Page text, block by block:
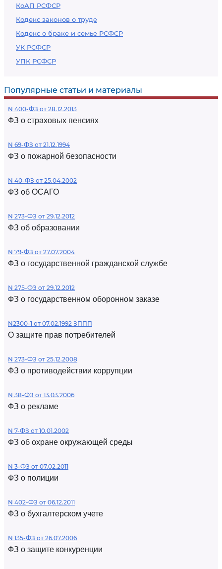
КоАП РСФСР
Кодекс законов о труде
Кодекс о браке и семье РСФСР
УК РСФСР
УПК РСФСР
Популярные статьи и материалы
N 400-ФЗ от 28.12.2013
ФЗ о страховых пенсиях
N 69-ФЗ от 21.12.1994
ФЗ о пожарной безопасности
N 40-ФЗ от 25.04.2002
ФЗ об ОСАГО
N 273-ФЗ от 29.12.2012
ФЗ об образовании
N 79-ФЗ от 27.07.2004
ФЗ о государственной гражданской службе
N 275-ФЗ от 29.12.2012
ФЗ о государственном оборонном заказе
N2300-1 от 07.02.1992 ЗППП
О защите прав потребителей
N 273-ФЗ от 25.12.2008
ФЗ о противодействии коррупции
N 38-ФЗ от 13.03.2006
ФЗ о рекламе
N 7-ФЗ от 10.01.2002
ФЗ об охране окружающей среды
N 3-ФЗ от 07.02.2011
ФЗ о полиции
N 402-ФЗ от 06.12.2011
ФЗ о бухгалтерском учете
N 135-ФЗ от 26.07.2006
ФЗ о защите конкуренции